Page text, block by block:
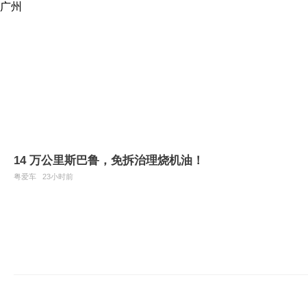
广州
14 万公里斯巴鲁，免拆治理烧机油！
粤爱车 23小时前